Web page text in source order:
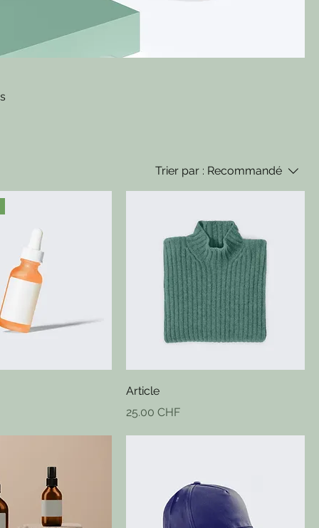
Trier par : Recommandé
Article
Prix
25.00 CHF